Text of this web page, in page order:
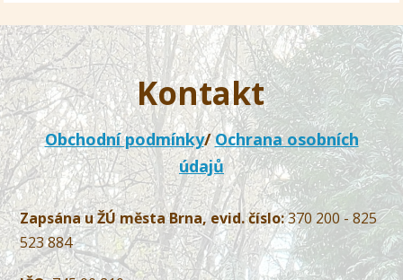
Kontakt
Obchodní podmínky/Ochrana osobních
údajů
Zapsána u ŽÚ města Brna, evid. číslo:370 200 - 825
523 884